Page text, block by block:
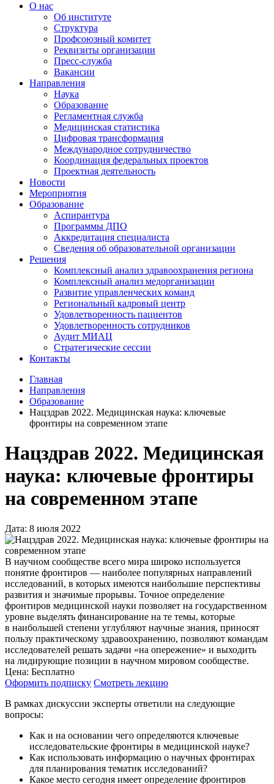
О нас
Об институте
Структура
Профсоюзный комитет
Реквизиты организации
Пресс-служба
Вакансии
Направления
Наука
Образование
Регламентная служба
Медицинская статистика
Цифровая трансформация
Международное сотрудничество
Координация федеральных проектов
Проектная деятельность
Новости
Мероприятия
Образование
Аспирантура
Программы ДПО
Аккредитация специалиста
Сведения об образовательной организации
Решения
Комплексный анализ здравоохранения региона
Комплексный анализ медорганизации
Развитие управленческих команд
Региональный кадровый центр
Удовлетворенность пациентов
Удовлетворенность сотрудников
Аудит МИАЦ
Стратегические сессии
Контакты
Главная
Направления
Образование
Нацздрав 2022. Медицинская наука: ключевые
фронтиры на современном этапе
Нацздрав 2022. Медицинская
наука: ключевые фронтиры
на современном этапе
Дата: 8 июля 2022
В научном сообществе всего мира широко используется
понятие фронтиров — наиболее популярных направлений
исследований, в которых имеются наибольшие перспективы
развития и значимые прорывы. Точное определение
фронтиров медицинской науки позволяет на государственном
уровне выделять финансирование на те темы, которые
в наибольшей степени углубляют научные знания, приносят
пользу практическому здравоохранению, позволяют командам
исследователей решать задачи «на опережение» и выходить
на лидирующие позиции в научном мировом сообществе.
Цена: Бесплатно
Оформить подписку Смотреть лекцию
В рамках дискуссии эксперты ответили на следующие
вопросы:
Как и на основании чего определяются ключевые
исследовательские фронтиры в медицинской науке?
Как использовать информацию о научных фронтирах
для планирования тематик исследований?
Какое место сегодня имеет определение фронтиров